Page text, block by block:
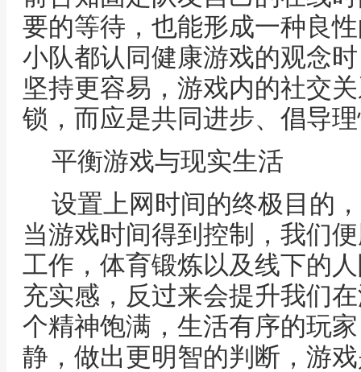
要的等待，也能形成一种良
小队都认同健康游戏的观念
坚持更容易，游戏内的社交
锁，而应是共同进步、倡导
平衡游戏与现实生活
设置上网时间的终极目的
当游戏时间得到控制，我们
工作，体育锻炼以及线下的
充实感，反过来会提升我们
个精神饱满，生活有序的玩
静，做出更明智的判断，游